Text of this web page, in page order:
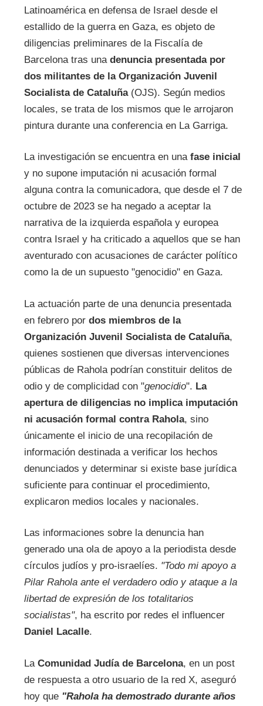
Latinoamérica en defensa de Israel desde el
estallido de la guerra en Gaza, es objeto de
diligencias preliminares de la Fiscalía de
Barcelona tras una denuncia presentada por
dos militantes de la Organización Juvenil
Socialista de Cataluña(OJS). Según medios
locales, se trata de los mismos que le arrojaron
pintura durante una conferencia en La Garriga.
La investigación se encuentra en una fase inicial
y no supone imputación ni acusación formal
alguna contra la comunicadora, que desde el 7 de
octubre de 2023 se ha negado a aceptar la
narrativa de la izquierda española y europea
contra Israel y ha criticado a aquellos que se han
aventurado con acusaciones de carácter político
como la de un supuesto "genocidio" en Gaza.
La actuación parte de una denuncia presentada
en febrero por dos miembros de la
Organización Juvenil Socialista de Cataluña,
quienes sostienen que diversas intervenciones
públicas de Rahola podrían constituir delitos de
odio y de complicidad con "genocidio". La
apertura de diligencias no implica imputación
ni acusación formal contra Rahola, sino
únicamente el inicio de una recopilación de
información destinada a verificar los hechos
denunciados y determinar si existe base jurídica
suficiente para continuar el procedimiento,
explicaron medios locales y nacionales.
Las informaciones sobre la denuncia han
generado una ola de apoyo a la periodista desde
círculos judíos y pro-israelíes. "Todo mi apoyo a
Pilar Rahola ante el verdadero odio y ataque a la
libertad de expresión de los totalitarios
socialistas", ha escrito por redes el influencer
Daniel Lacalle.
La Comunidad Judía de Barcelona, en un post
de respuesta a otro usuario de la red X, aseguró
hoy que "Rahola ha demostrado durante años